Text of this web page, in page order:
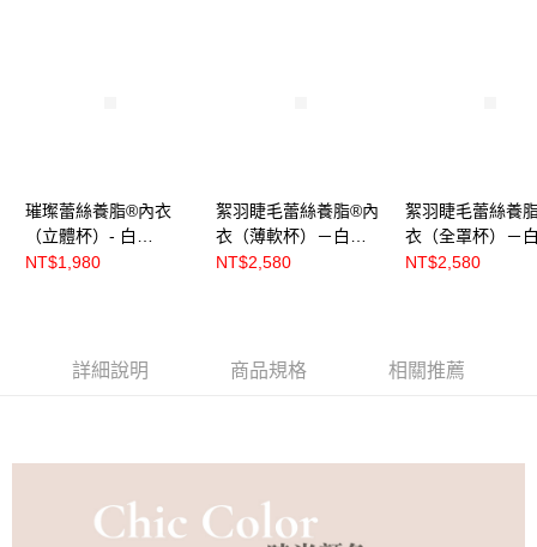
璀璨蕾絲養脂®內衣
（立體杯）- 白
【R86281】
NT$1,980
絮羽睫毛蕾絲養脂®內
衣（薄軟杯）－白
【R8655】
NT$2,580
絮羽睫毛蕾絲養
衣（全罩杯）－
【R86552】
NT$2,580
詳細說明 商品規格 相關推薦